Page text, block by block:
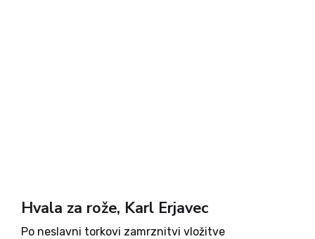
Hvala za rože, Karl Erjavec
Po neslavni torkovi zamrznitvi vložitve